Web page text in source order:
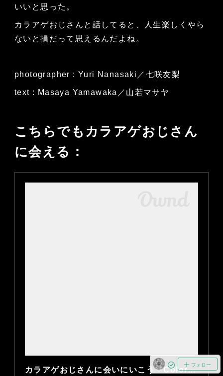
いいと思った。
カラアゲおじさんと話してると、人生楽しくやら
ないと損だって思えるんだよね。
photographer : Yuri Nanasaki／七咲友梨
text : Masaya Yamawaka／山若マサヤ
こちらでもカラアゲおじさん
に会える：
カラアゲおじさんに会いにいこう『Color at Against（カラー・アット・アゲインスト）』（オーナー・高橋優太さん） | THE WORLD ELEMENTS（ザ・ワールド・エレメンツ）
フォロー